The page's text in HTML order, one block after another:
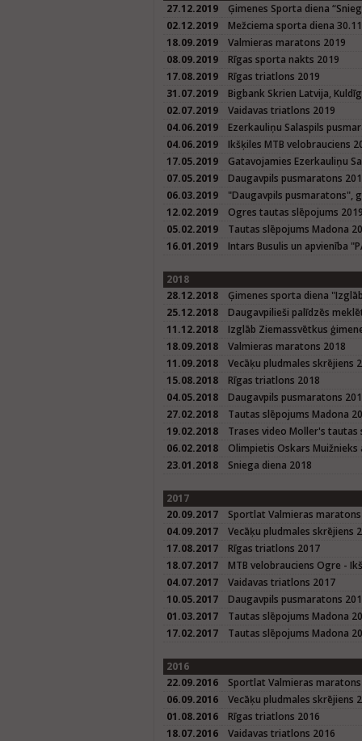
27.12.2019
Ģimenes Sporta diena
02.12.2019
Mežciema sporta diena
18.09.2019
Valmieras maratons 2019
08.09.2019
Rīgas sporta nakts 2019
17.08.2019
Rīgas triatlons 2019
31.07.2019
Bigbank Skrien Latvija,
02.07.2019
Vaidavas triatlons 2019
04.06.2019
Ezerkauliņu Salaspils
04.06.2019
Ikšķiles MTB velobrauciens
17.05.2019
Gatavojamies Ezerkauliņu
07.05.2019
Daugavpils pusmaratons
06.03.2019
"Daugavpils pusmaratons",
12.02.2019
Ogres tautas slēpojums
05.02.2019
Tautas slēpojums Madona
16.01.2019
Intars Busulis un apvienība
2018
28.12.2018
Ģimenes sporta diena
25.12.2018
Daugavpilieši palīdzēs
11.12.2018
Izglāb Ziemassvētkus
18.09.2018
Valmieras maratons 2018
11.09.2018
Vecāķu pludmales skrējiens
15.08.2018
Rīgas triatlons 2018
04.05.2018
Daugavpils pusmaratons
27.02.2018
Tautas slēpojums Madona
19.02.2018
Trases video Moller's tautas
06.02.2018
Olimpietis Oskars Muižnieks
23.01.2018
Sniega diena 2018
2017
20.09.2017
Sportlat Valmieras
04.09.2017
Vecāķu pludmales skrējiens
17.08.2017
Rīgas triatlons 2017
18.07.2017
MTB velobrauciens Ogre -
04.07.2017
Vaidavas triatlons 2017
10.05.2017
Daugavpils pusmaratons
01.03.2017
Tautas slēpojums Madona
17.02.2017
Tautas slēpojums Madona
2016
22.09.2016
Sportlat Valmieras
06.09.2016
Vecāķu pludmales skrējiens
01.08.2016
Rīgas triatlons 2016
18.07.2016
Vaidavas triatlons 2016